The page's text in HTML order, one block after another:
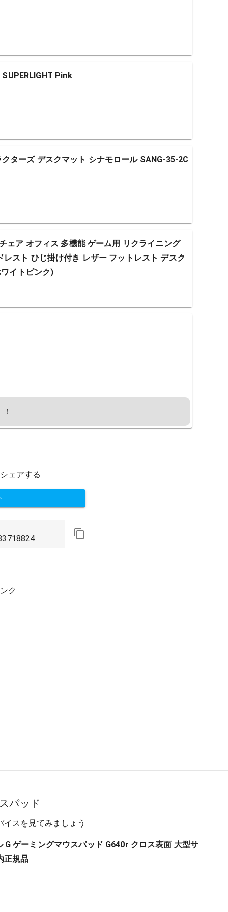
Pink
ターズ デスクマット シナモロール SANG-35-2C
ェア オフィス 多機能 ゲーム用 リクライニング
スト ひじ掛け付き レザー フットレスト デスク
イトピンク)
ェアする
ク
パッド
スを見てみましょう
ゲーミングマウスパッド G640r クロス表面 大型サ
正規品